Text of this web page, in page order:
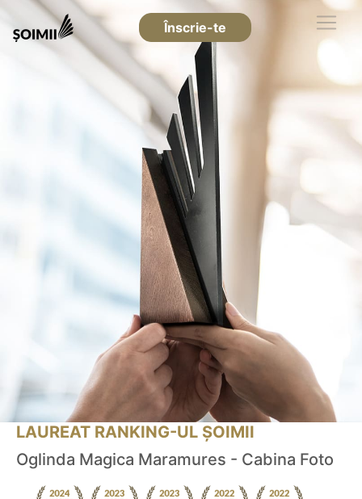
Înscrie-te
LAUREAT RANKING-UL ȘOIMII
Oglinda Magica Maramures - Cabina Foto